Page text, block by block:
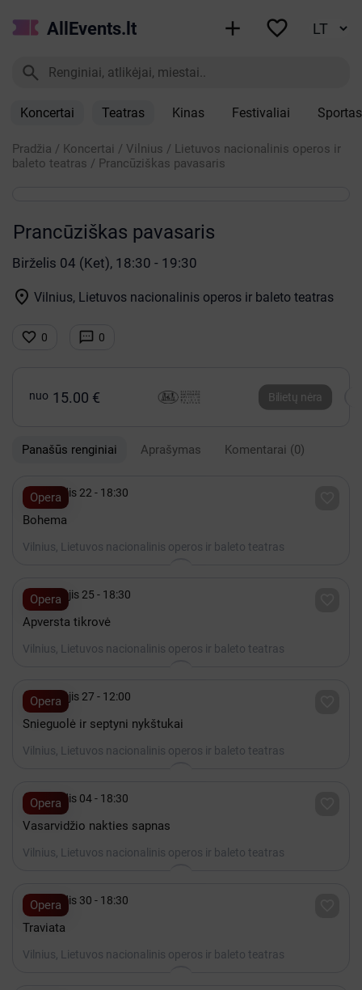
AllEvents.lt  

Koncertai Teatras Kinas Festivaliai Sportas
Pradžia / Koncertai / Vilnius / Lietuvos nacionalinis operos ir
baleto teatras / Prancūziškas pavasaris
Prancūziškas pavasaris
Birželis 04 (Ket), 18:30 - 19:30
 Vilnius, Lietuvos nacionalinis operos ir baleto teatras
 0  0
nuo 15.00 € Bilietų nėra
Panašūs renginiai Aprašymas Komentarai (0)
Opera
 Gruodis 22 - 18:30
Bohema
Vilnius, Lietuvos nacionalinis operos ir baleto teatras
Opera
 Rugsėjis 25 - 18:30
Apversta tikrovė
Vilnius, Lietuvos nacionalinis operos ir baleto teatras
Opera
 Rugsėjis 27 - 12:00
Snieguolė ir septyni nykštukai
Vilnius, Lietuvos nacionalinis operos ir baleto teatras
Opera
 Gruodis 04 - 18:30
Vasarvidžio nakties sapnas
Vilnius, Lietuvos nacionalinis operos ir baleto teatras
Opera
 Gruodis 30 - 18:30
Traviata
Vilnius, Lietuvos nacionalinis operos ir baleto teatras